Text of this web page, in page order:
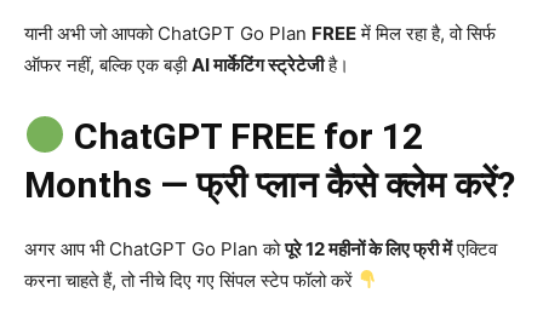
यानी अभी जो आपको ChatGPT Go Plan FREEमें मिल रहा है, वो सिर्फ
ऑफर नहीं, बल्कि एक बड़ीAI मार्केटिंग स्ट्रेटेजीहै।
ChatGPT FREE for 12
Months — फ्री प्लान कैसे क्लेम करें?
अगर आप भी ChatGPT Go Plan कोपूरे 12 महीनों के लिए फ्री मेंएक्टिव
करना चाहते हैं, तो नीचे दिए गए सिंपल स्टेप फॉलो करें